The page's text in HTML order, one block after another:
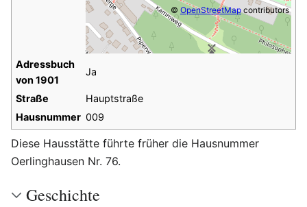
© OpenStreetMapcontributors
Adressbuch
von 1901
Ja
Straße
Hauptstraße
Hausnummer 009
Diese Hausstätte führte früher die Hausnummer
Oerlinghausen Nr. 76.
Geschichte